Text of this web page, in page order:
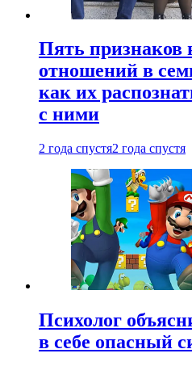
Пять признаков
отношений в
как их
с ними
2 года спустя2 года спустя
Психолог
в себе опасный